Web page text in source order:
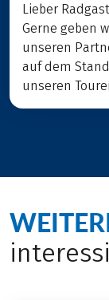
Lieber
Gerne geben
unseren
auf dem
unseren